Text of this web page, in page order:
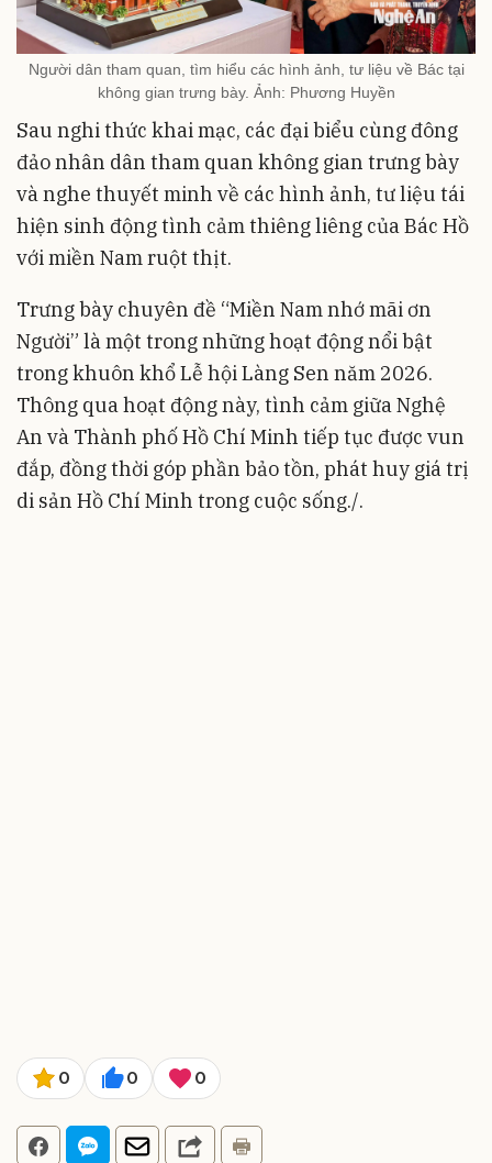
Người dân tham quan, tìm hiểu các hình ảnh, tư liệu về Bác tại
không gian trưng bày. Ảnh: Phương Huyền
Sau nghi thức khai mạc, các đại biểu cùng đông
đảo nhân dân tham quan không gian trưng bày
và nghe thuyết minh về các hình ảnh, tư liệu tái
hiện sinh động tình cảm thiêng liêng của Bác Hồ
với miền Nam ruột thịt.
Trưng bày chuyên đề “Miền Nam nhớ mãi ơn
Người” là một trong những hoạt động nổi bật
trong khuôn khổ Lễ hội Làng Sen năm 2026.
Thông qua hoạt động này, tình cảm giữa Nghệ
An và Thành phố Hồ Chí Minh tiếp tục được vun
đắp, đồng thời góp phần bảo tồn, phát huy giá trị
di sản Hồ Chí Minh trong cuộc sống./.
0 0 0